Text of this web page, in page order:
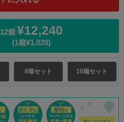
12箱 ¥12,240
(1箱¥1,020)
8箱セット 10箱セット